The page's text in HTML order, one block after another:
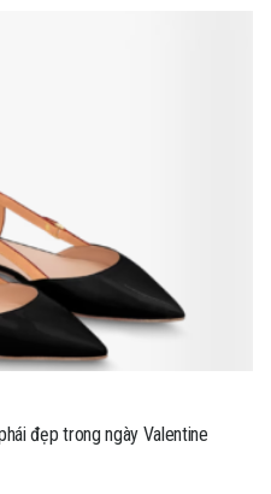
đẹp trong ngày Valentine